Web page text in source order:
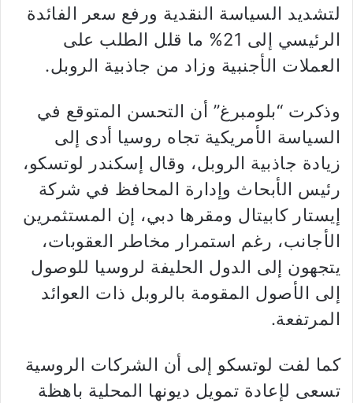
لتشديد السياسة النقدية ورفع سعر الفائدة
الرئيسي إلى 21% ما قلل الطلب على
العملات الأجنبية وزاد من جاذبية الروبل.
وذكرت “بلومبرغ” أن التحسن المتوقع في
السياسة الأمريكية تجاه روسيا أدى إلى
زيادة جاذبية الروبل، وقال إسكندر لوتسكو،
رئيس الأبحاث وإدارة المحافظ في شركة
إيستار كابيتال ومقرها دبي، إن المستثمرين
الأجانب، رغم استمرار مخاطر العقوبات،
يتجهون إلى الدول الحليفة لروسيا للوصول
إلى الأصول المقومة بالروبل ذات العوائد
المرتفعة.
كما لفت لوتسكو إلى أن الشركات الروسية
تسعى لإعادة تمويل ديونها المحلية باهظة